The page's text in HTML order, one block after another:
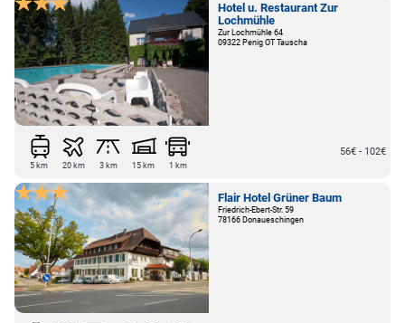
Hotel u. Restaurant Zur
Lochmühle
Zur Lochmühle 64
09322 Penig OT Tauscha
5 km 20 km 3 km 15 km 1 km
56€ - 102€
Flair Hotel Grüner Baum
Friedrich-Ebert-Str. 59
78166 Donaueschingen